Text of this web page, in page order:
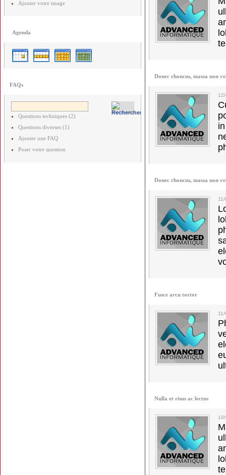
Ajouter votre image
Agenda
FAQs
Questions techniques (2)
Questions diverses (1)
Ajouter une FAQ
Poser votre question
Donec rhoncus, massa non
Donec rhoncus, massa non
Fusce arcu tortor
Nulla et risus ac lectus